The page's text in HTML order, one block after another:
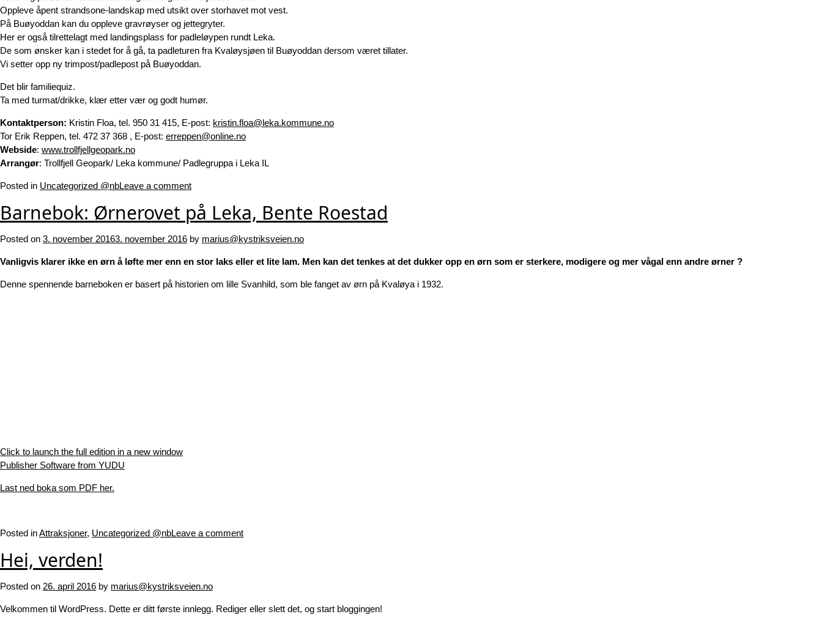
Oppleve åpent strandsone-landskap med utsikt over storhavet mot vest.
På Buøyoddan kan du oppleve gravrøyser og jettegryter.
Her er også tilrettelagt med landingsplass for padleløypen rundt Leka.
De som ønsker kan i stedet for å gå, ta padleturen fra Kvaløysjøen til Buøyoddan dersom været tillater.
Vi setter opp ny trimpost/padlepost på Buøyoddan.
Det blir familiequiz.
Ta med turmat/drikke, klær etter vær og godt humør.
Kontaktperson: Kristin Floa, tel. 950 31 415, E-post: kristin.floa@leka.kommune.no
Tor Erik Reppen, tel. 472 37 368 , E-post: erreppen@online.no
Webside: www.trollfjellgeopark.no
Arrangør: Trollfjell Geopark/ Leka kommune/ Padlegruppa i Leka IL
Posted in Uncategorized @nbLeave a comment
Barnebok: Ørnerovet på Leka, Bente Roestad
Posted on 3. november 20163. november 2016 by marius@kystriksveien.no
Vanligvis klarer ikke en ørn å løfte mer enn en stor laks eller et lite lam. Men kan det tenkes at det dukker opp en ørn som er sterkere, modigere og mer vågal enn andre ørner ?
Denne spennende barneboken er basert på historien om lille Svanhild, som ble fanget av ørn på Kvaløya i 1932.
Click to launch the full edition in a new window
Publisher Software from YUDU
Last ned boka som PDF her.
Posted inAttraksjoner, Uncategorized @nbLeave a comment
Hei, verden!
Posted on 26. april 2016 by marius@kystriksveien.no
Velkommen til WordPress. Dette er ditt første innlegg. Rediger eller slett det, og start bloggingen!